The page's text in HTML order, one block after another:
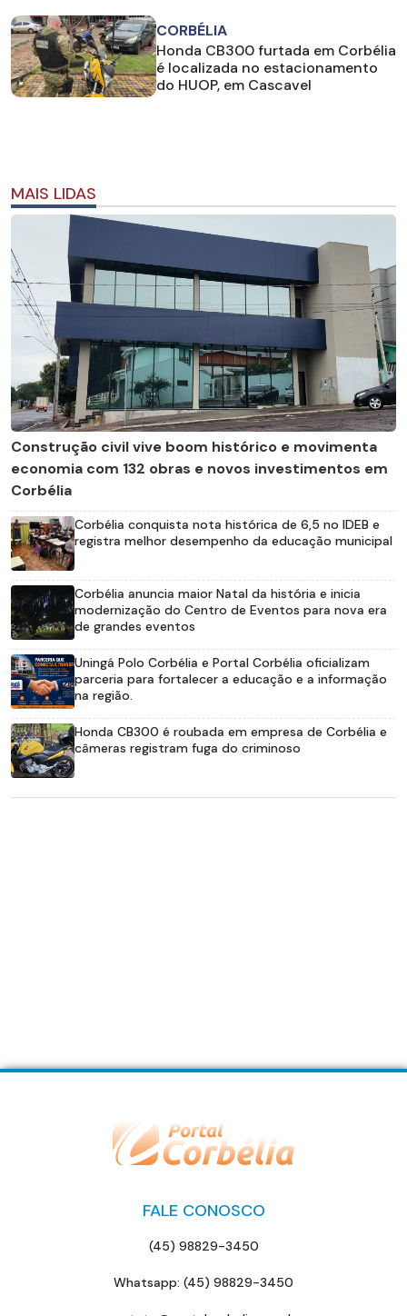
CORBÉLIA
Honda CB300 furtada em Corbélia
é localizada no estacionamento
do HUOP, em Cascavel
MAIS LIDAS
Construção civil vive boom histórico e movimenta
economia com 132 obras e novos investimentos em
Corbélia
Corbélia conquista nota histórica de 6,5 no IDEB e
registra melhor desempenho da educação municipal
Corbélia anuncia maior Natal da história e inicia
modernização do Centro de Eventos para nova era
de grandes eventos
Uningá Polo Corbélia e Portal Corbélia oficializam
parceria para fortalecer a educação e a informação
na região.
Honda CB300 é roubada em empresa de Corbélia e
câmeras registram fuga do criminoso
FALE CONOSCO
(45) 98829-3450
Whatsapp: (45) 98829-3450